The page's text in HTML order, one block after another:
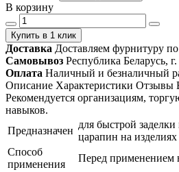
В корзину
Купить в 1 клик
Доставка Доставляем фурнитуру
Самовывоз Республика Беларусь,
Оплата Наличный и безналичный
Описание Характеристики Отзывы
Рекомендуется организациям,
навыков.
Предназначен
для быстрой
царапин на
Способ
применения
Перед применением